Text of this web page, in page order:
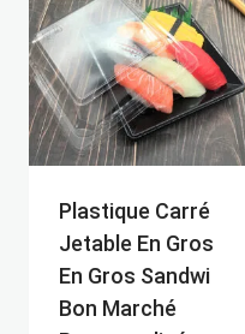
Plastique Carré
Jetable En Gros
En Gros Sandwi
Bon Marché